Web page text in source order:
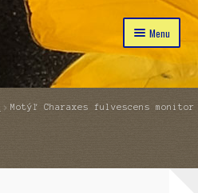
Menu
Motýľ Charaxes fulvescens monitor